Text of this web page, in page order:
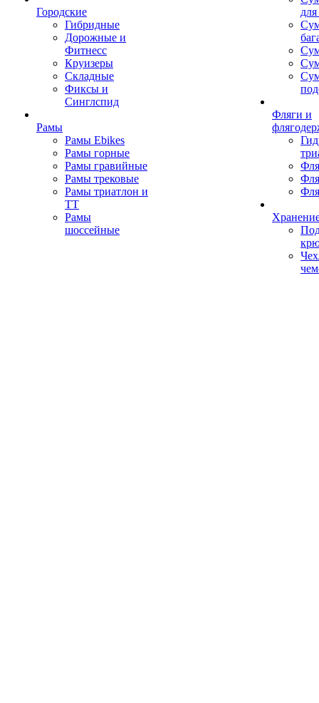
Городские
Гибридные
Дорожные и
Фитнесс
Круизеры
Складные
Фиксы и
Синглспид
Рамы
Рамы Ebikes
Рамы горные
Рамы гравийные
Рамы трековые
Рамы триатлон и
ТТ
Рамы
шоссейные
Фляги и